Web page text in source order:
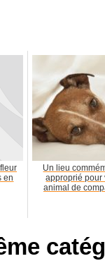
en
Un lieu
approprié pour
animal de